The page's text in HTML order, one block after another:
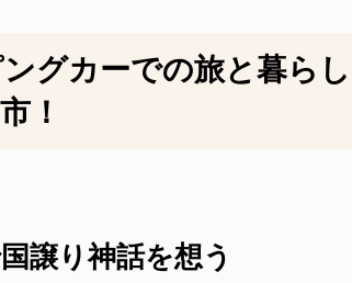
グカーでの旅と暮ら
！
譲り神話を想う